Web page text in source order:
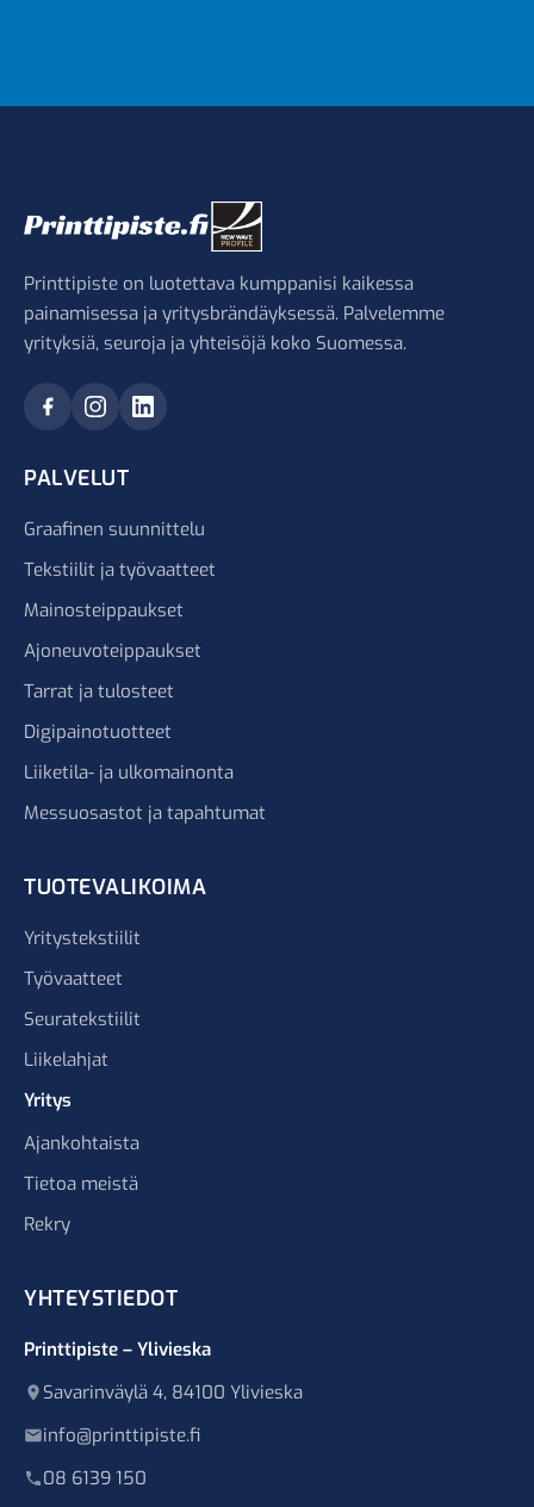
Printtipiste on luotettava kumppanisi kaikessa
painamisessa ja yritysbrändäyksessä. Palvelemme
yrityksiä, seuroja ja yhteisöjä koko Suomessa.
PALVELUT
Graafinen suunnittelu
Tekstiilit ja työvaatteet
Mainosteippaukset
Ajoneuvoteippaukset
Tarrat ja tulosteet
Digipainotuotteet
Liiketila- ja ulkomainonta
Messuosastot ja tapahtumat
TUOTEVALIKOIMA
Yritystekstiilit
Työvaatteet
Seuratekstiilit
Liikelahjat
Yritys
Ajankohtaista
Tietoa meistä
Rekry
YHTEYSTIEDOT
Printtipiste – Ylivieska
Savarinväylä 4, 84100 Ylivieska
info@printtipiste.fi
08 6139 150